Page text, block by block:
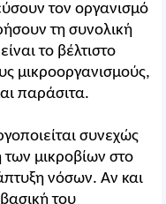
τον οργανισμό
τη συνολική
το βέλτιστο
μικροοργανισμούς,
παράσιτα.
συνεχώς
μικροβίων στο
νόσων. Αν και
του